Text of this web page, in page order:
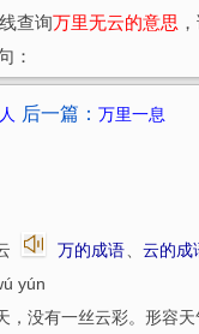
查询万里无云的意思
：
后一篇： 万里一息
万的成语
云的成
yún
，没有一丝云彩。形容天